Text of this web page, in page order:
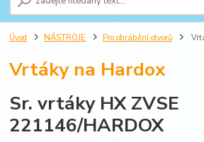
Úvod NÁSTROJE Pro obrábění otvorů
Vrtáky na Hardox
Sr. vrtáky HX ZVSE
221146/HARDOX